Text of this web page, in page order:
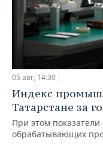
05 авг, 14:30
Индекс
Татарстане за
При этом
обрабатывающих